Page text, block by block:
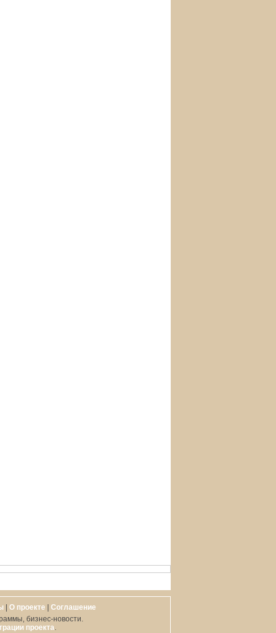
| О проекте | Cоглашение
бизнес-новости.
проекта